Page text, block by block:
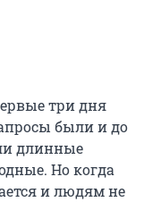
три дня
были и до
длинные
Но когда
и людям не